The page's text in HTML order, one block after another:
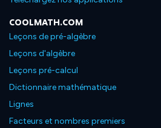
COOLMATH.COM
Leçons de pré-algèbre
Leçons d'algèbre
Leçons pré-calcul
Dictionnaire mathématique
Lignes
Facteurs et nombres premiers